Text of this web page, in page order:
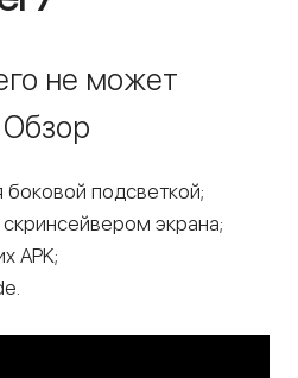
не может
Обзор
подсветкой;
экрана;
APK;